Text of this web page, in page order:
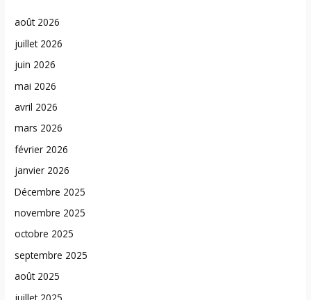
août 2026
juillet 2026
juin 2026
mai 2026
avril 2026
mars 2026
février 2026
janvier 2026
Décembre 2025
novembre 2025
octobre 2025
septembre 2025
août 2025
juillet 2025